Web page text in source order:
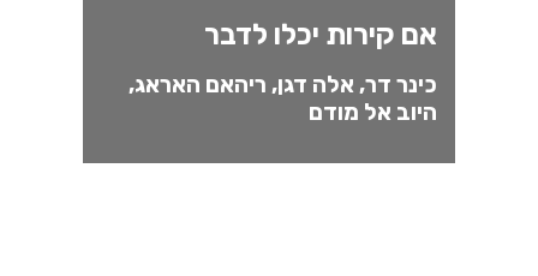
אם קירות יכלו לדבר
כינר דר, אלה דגן, ריהאם האראג,
היוב אל מודם